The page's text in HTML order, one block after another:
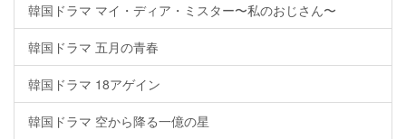
韓国ドラマ マイ・ディア・ミスター〜私のおじさん〜
韓国ドラマ 五月の青春
韓国ドラマ 18アゲイン
韓国ドラマ 空から降る一億の星